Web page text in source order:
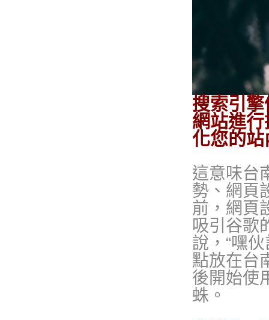
搜索引
網站進
化您的
這意味台
勢、網頁
前，網頁
吸引谷歌
說，“嘿
點放在台
後開始使
蛛。